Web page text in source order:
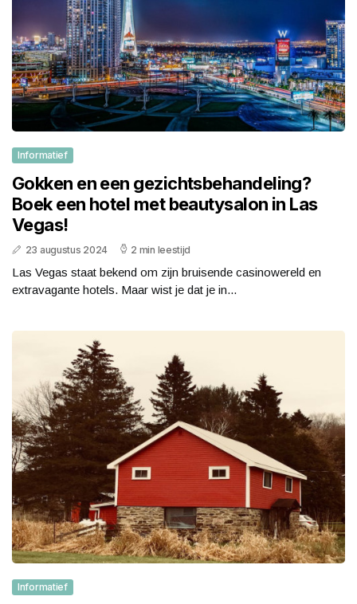
Informatief
Gokken en een gezichtsbehandeling?
Boek een hotel met beautysalon in Las
Vegas!
23 augustus 2024 2 min leestijd
Las Vegas staat bekend om zijn bruisende casinowereld en
extravagante hotels. Maar wist je dat je in...
Informatief